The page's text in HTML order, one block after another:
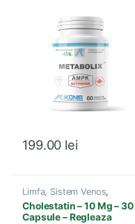
199.00 lei
Limfa, Sistem Venos,
Produse Konig Laboratorium
Cholestatin – 10 Mg – 30
Capsule – Regleaza